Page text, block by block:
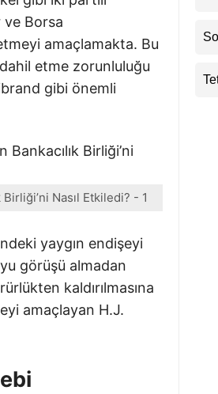
ve Borsa
amaçlamakta. Bu
etme zorunluluğu
gibi önemli
Nasıl Etkiledi? - 1
yaygın endişeyi
görüşü almadan
kaldırılmasına
amaçlayan H.J.